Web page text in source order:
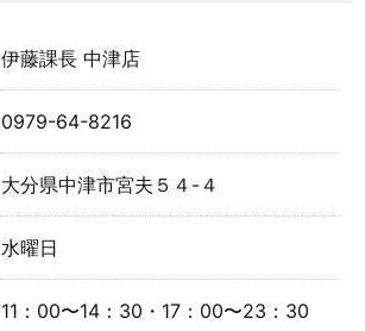
伊藤課長 中津店
0979-64-8216
大分県中津市宮夫５４-４
水曜日
11：00〜14：30・17：00〜23：30